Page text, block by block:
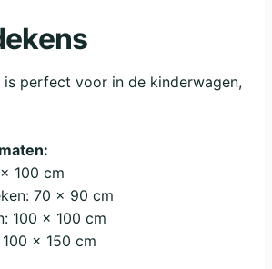
is perfect voor in de kinderwagen,
100 cm
70 x 90 cm
100 x 100 cm
x 150 cm